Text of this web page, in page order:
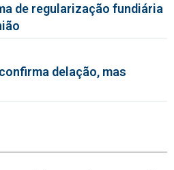
de regularização fundiária
delação, mas